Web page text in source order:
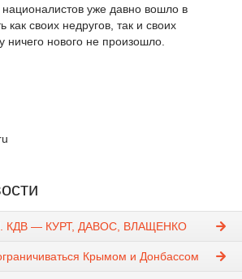
уже давно вошло в
как своих недругов, так и своих
ничего нового не произошло.
КДВ — КУРТ, ДАВОС, ВЛАЩЕНКО
Крымом и Донбассом